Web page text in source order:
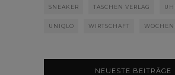
SNEAKER TASCHEN VERLAG
UNIQLO WIRTSCHAFT
NEUESTE BEITRÄGE